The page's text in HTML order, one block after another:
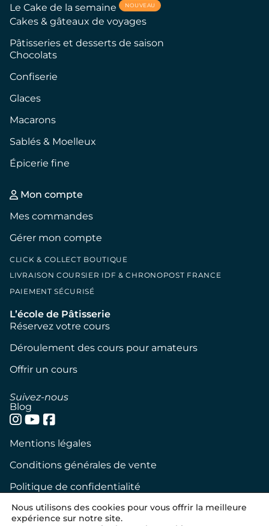
Le Cake de la semaine NOUVEAU
Cakes & gâteaux de voyages
Pâtisseries et desserts de saison
Chocolats
Confiserie
Glaces
Macarons
Sablés & Moelleux
Épicerie fine
Mon compte
Mes commandes
Gérer mon compte
CLICK & COLLECT BOUTIQUE
LIVRAISON COURSIER IDF & CHRONOPOST FRANCE
PAIEMENT SÉCURISÉ
L’école de Pâtisserie
Réservez votre cours
Déroulement des cours pour amateurs
Offrir un cours
Suivez-nous
Blog
Mentions légales
Conditions générales de vente
Politique de confidentialité
Politique de cookies
Nous utilisons des cookies pour vous offrir la meilleure
expérience sur notre site.